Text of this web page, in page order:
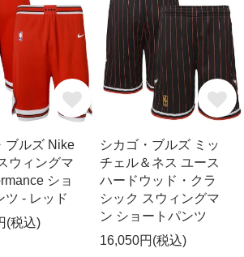
ブルズ Nike
ウィングマ
ショ
ツ - レッド
(税込)
シカゴ・ブルズ ミッ
チェル＆ネス ユース
ハードウッド・クラ
シック スウィングマ
ン ショートパンツ
16,050円(税込)